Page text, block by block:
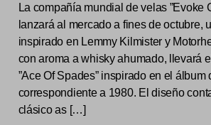
La compañía mundial de velas ”Evoke
lanzará al mercado a fines de octubre,
inspirado en Lemmy Kilmister y
con aroma a whisky ahumado, llevará
”Ace Of Spades” inspirado en el álbum
correspondiente a 1980. El diseño
clásico as […]